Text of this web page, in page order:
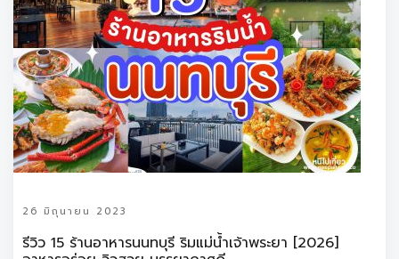
26 มิถุนายน 2023
รีวิว 15 ร้านอาหารนนทบุรี ริมแม่น้ำเจ้าพระยา [2026]